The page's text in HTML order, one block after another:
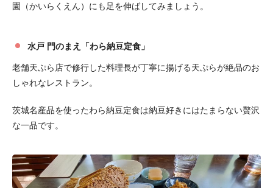
園（かいらくえん）にも足を伸ばしてみましょう。
水戸 門のまえ「わら納豆定食」
老舗天ぷら店で修行した料理長が丁寧に揚げる天ぷらが絶品のお
しゃれなレストラン。
茨城名産品を使ったわら納豆定食は納豆好きにはたまらない贅沢
な一品です。